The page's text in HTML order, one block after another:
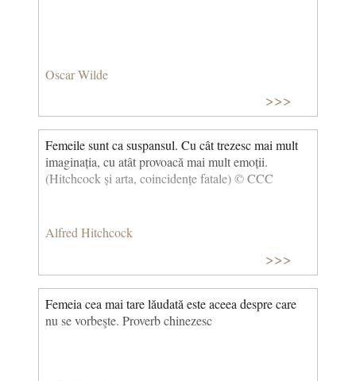
Oscar Wilde
>>>
Femeile sunt ca suspansul. Cu cât trezesc mai mult
imaginația, cu atât provoacă mai mult emoții.
(Hitchcock și arta, coincidențe fatale) © CCC
Alfred Hitchcock
>>>
Femeia cea mai tare lăudată este aceea despre care
nu se vorbeşte. Proverb chinezesc